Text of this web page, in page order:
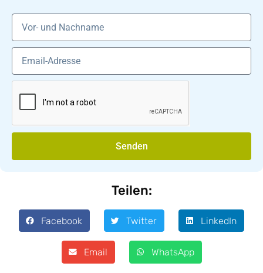
Senden
Teilen:
Facebook Twitter LinkedIn
Email WhatsApp